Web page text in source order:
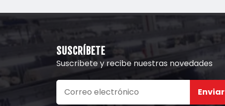
SUSCRÍBETE
Suscribete y recibe nuestras novedades
Enviar